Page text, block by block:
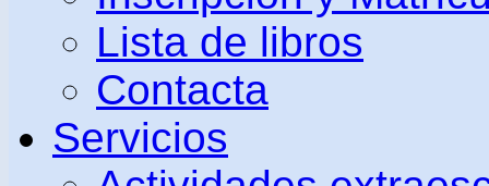
Lista de libros
Contacta
Servicios